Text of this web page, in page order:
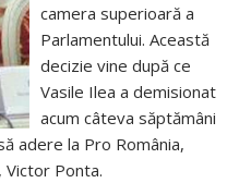
camera superioară a
Parlamentului. Această
decizie vine după ce
Vasile Ilea a demisionat
acum câteva săptămâni
adere la Pro România,
Ponta.